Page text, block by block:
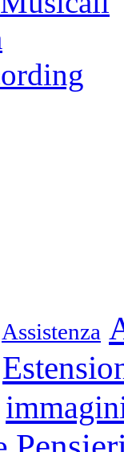
Assistenza